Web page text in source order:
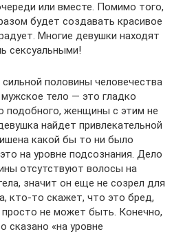
или вместе. Помимо того,
будет создавать красивое
Многие девушки находят
сексуальными!
половины человечества
тело — это гладко
подобного, женщины с этим не
найдет привлекательной
какой бы то ни было
на уровне подсознания. Дело
отсутствуют волосы на
значит он еще не созрел для
кто-то скажет, что это бред,
просто не может быть. Конечно,
«на уровне